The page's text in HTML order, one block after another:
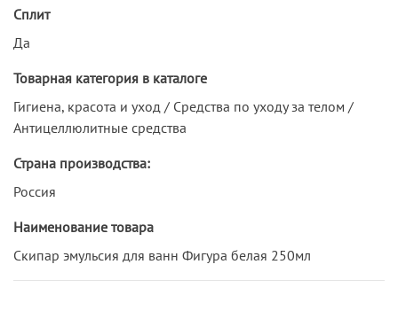
Сплит
Да
Товарная категория в каталоге
Гигиена, красота и уход / Средства по уходу за телом /
Антицеллюлитные средства
Страна производства:
Россия
Наименование товара
Скипар эмульсия для ванн Фигура белая 250мл